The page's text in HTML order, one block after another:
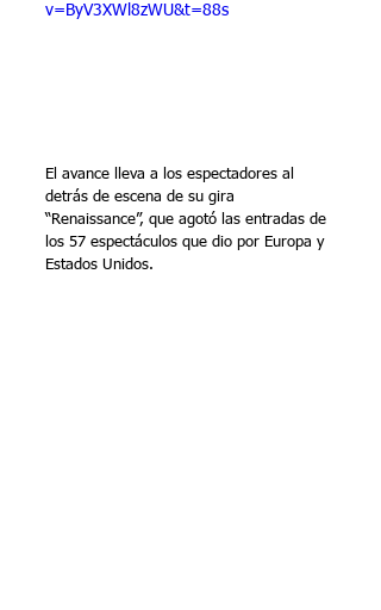
v=ByV3XWl8zWU&t=88s
El avance lleva a los espectadores al
detrás de escena de su gira
“Renaissance”, que agotó las entradas de
los 57 espectáculos que dio por Europa y
Estados Unidos.